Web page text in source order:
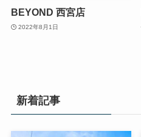
BEYOND 西宮店
2022年8月1日
新着記事